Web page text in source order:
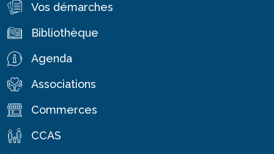
Vos démarches
Bibliothèque
Agenda
Associations
Commerces
CCAS